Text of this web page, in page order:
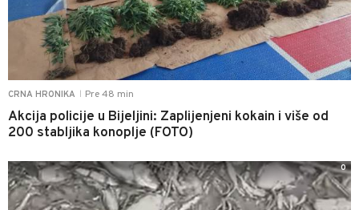
CRNA HRONIKA Pre 48 min
Akcija policije u Bijeljini: Zaplijenjeni kokain i više od
200 stabljika konoplje (FOTO)
0